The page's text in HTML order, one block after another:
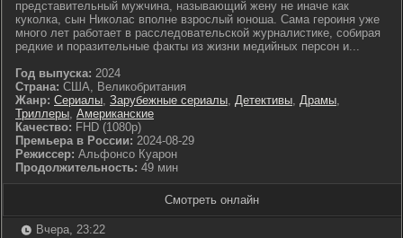
представительный мужчина, называющий жену не иначе как
куколка, сын Николас вполне взрослый юноша. Сама героиня уже
много лет работает в расследовательской журналистике, собирая
редкие и поразительные факты из жизни медийных персон и...
Год выпуска: 2024
Страна: США, Великобритания
Жанр: Сериалы, Зарубежные сериалы, Детективы, Драмы,
Триллеры, Американские
Качество: FHD (1080p)
Премьера в России: 2024-08-29
Режиссер: Альфонсо Куарон
Продолжительность: 49 мин
Смотреть онлайн
Вчера, 23:22